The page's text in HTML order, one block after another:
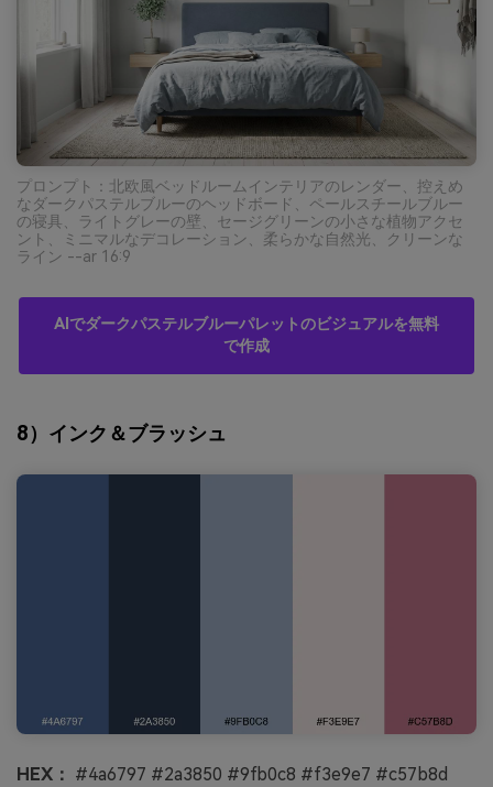
プロンプト：北欧風ベッドルームインテリアのレンダー、控えめ
なダークパステルブルーのヘッドボード、ペールスチールブルー
の寝具、ライトグレーの壁、セージグリーンの小さな植物アクセ
ント、ミニマルなデコレーション、柔らかな自然光、クリーンな
ライン --ar 16:9
AIでダークパステルブルーパレットのビジュアルを無料
で作成
8）インク＆ブラッシュ
HEX： #4a6797 #2a3850 #9fb0c8 #f3e9e7 #c57b8d